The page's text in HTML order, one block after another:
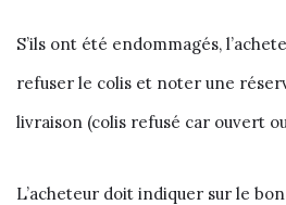
S’ils ont été endommagés,
refuser le colis et noter une
livraison (colis refusé car ouvert
L’acheteur doit indiquer sur le